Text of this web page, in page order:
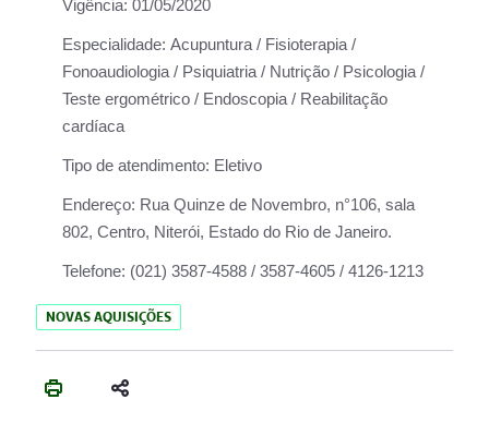
Vigência: 01/05/2020
Especialidade: Acupuntura / Fisioterapia /
Fonoaudiologia / Psiquiatria / Nutrição / Psicologia /
Teste ergométrico / Endoscopia / Reabilitação
cardíaca
Tipo de atendimento: Eletivo
Endereço: Rua Quinze de Novembro, n°106, sala
802, Centro, Niterói, Estado do Rio de Janeiro.
Telefone: (021) 3587-4588 / 3587-4605 / 4126-1213
NOVAS AQUISIÇÕES